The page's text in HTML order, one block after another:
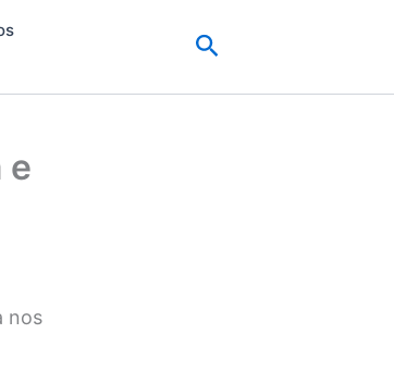
Pesquisar
e
nos